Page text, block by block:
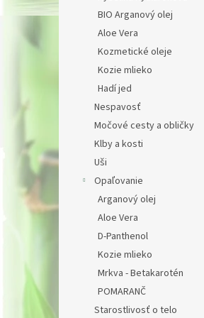
BIO Arganový olej
Aloe Vera
Kozmetické oleje
Kozie mlieko
Hadí jed
Nespavosť
Močové cesty a obličky
Klby a kosti
Uši
Opaľovanie
Arganový olej
Aloe Vera
D-Panthenol
Kozie mlieko
Mrkva - Betakarotén
POMARANČ
Starostlivosť o telo